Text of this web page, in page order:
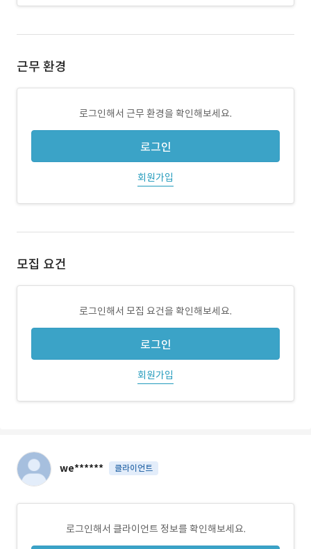
근무 환경
로그인해서 근무 환경을 확인해보세요.
로그인
회원가입
모집 요건
로그인해서 모집 요건을 확인해보세요.
로그인
회원가입
we****** 클라이언트
로그인해서 클라이언트 정보를 확인해보세요.